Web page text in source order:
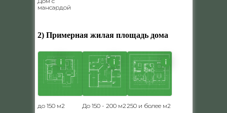
мансардой
2) Примерная жилая площадь дома
до 150 м2 До 150 - 200 м2250 и более м2